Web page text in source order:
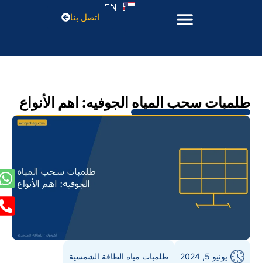
EN
اتصل بنا
طلمبات سحب المياه الجوفيه: اهم الأنواع
يونيو 5, 2024 طلمبات مياه الطاقة الشمسية